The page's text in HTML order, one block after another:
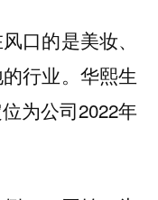
口的是美妆、
行业。华熙生
为公司2022年